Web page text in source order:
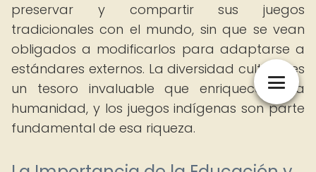
preservar y compartir sus juegos
tradicionales con el mundo, sin que se vean
obligados a modificarlos para adaptarse a
estándares externos. La diversidad cultural es
un tesoro invaluable que enriquece a la
humanidad, y los juegos indígenas son parte
fundamental de esa riqueza.